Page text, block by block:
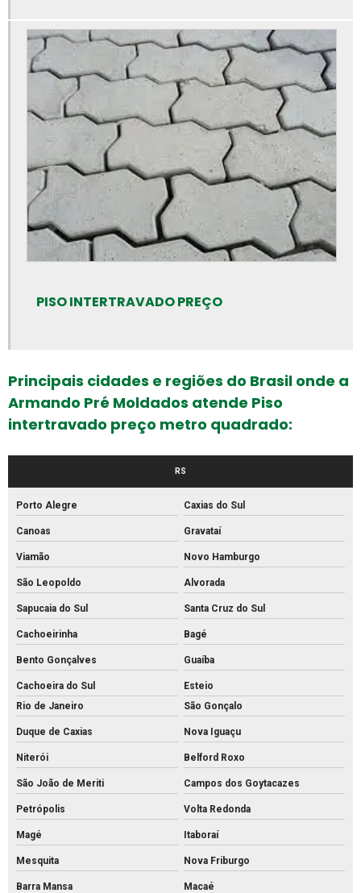
Canaleta de concreto tipo u
Canaleta de concreto valor
Cano de cimento preço
Cano de cimento
Cano de concreto preço rs
Canos de concreto preço
Canos de concreto
Empresa de artefatos de concreto
Empresa de meio fio
Empresa de tubos de concreto
Fabrica de bloco intertravado
Fábrica de blocos de cimento
Fábrica de meio fio de concreto
Fábrica de meio fio
Fábrica de mourão de concreto
Fábrica de palanque de concreto
Fabrica de piso intertravado
Fábrica piso tátil concreto
Fábrica de tijolos de cimento
Fábrica de tubo de concreto
Fabricante de piso intertravado
Grelha de concreto para canaleta
Grelha de concreto pré moldado preço
Grelha de concreto pré moldado
Grelha de concreto preço
PISO INTERTRAVADO PREÇO
Principais cidades e regiões do Brasil onde a
Armando Pré Moldados atende Piso
intertravado preço metro quadrado:
RS
Porto Alegre Caxias do Sul
Canoas Gravataí
Viamão Novo Hamburgo
São Leopoldo Alvorada
Sapucaia do Sul Santa Cruz do Sul
Cachoeirinha Bagé
Bento Gonçalves Guaíba
Cachoeira do Sul
Esteio
Rio de Janeiro
São Gonçalo
Duque de Caxias Nova Iguaçu
Niterói Belford Roxo
São João de Meriti Campos dos Goytacazes
Petrópolis Volta Redonda
Magé Itaboraí
Mesquita Nova Friburgo
Barra Mansa Macaé